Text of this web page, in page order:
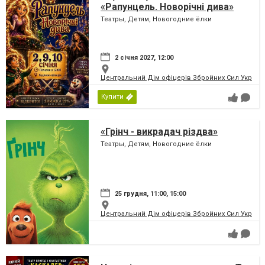
«Рапунцель. Новорічні дива»
Театры, Детям, Новогодние ёлки
2 січня 2027, 12:00
Центральний Дім офіцерів Збройних Сил
Купити
«Грінч - викрадач різдва»
Театры, Детям, Новогодние ёлки
25 грудня, 11:00, 15:00
Центральний Дім офіцерів Збройних Сил